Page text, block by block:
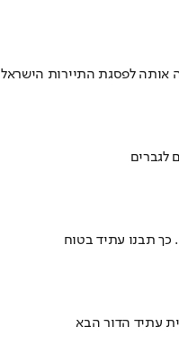
לפסגת התיירות
לגברים
כך תבנו עתיד בטוח
עתיד הדור הבא